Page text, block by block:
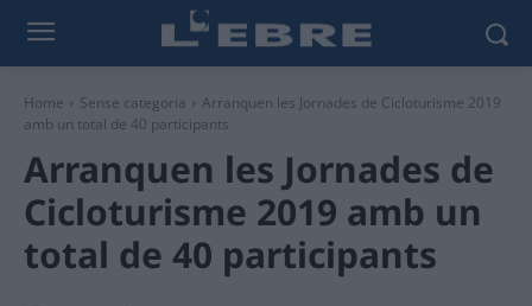
Home Sense categoria
Arranquen les Jornades de Cicloturisme 2019
amb un total de 40 participants
Arranquen les Jornades de
Cicloturisme 2019 amb un
total de 40 participants